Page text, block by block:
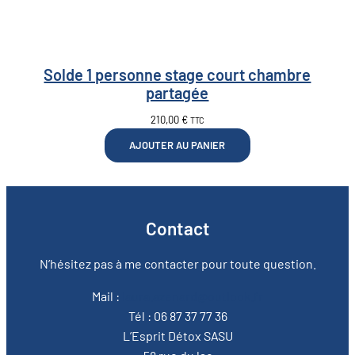
Solde 1 personne stage court chambre
partagée
210,00 € TTC
AJOUTER AU PANIER
Contact
N’hésitez pas à me contacter pour toute question.
Mail :
Tél : 06 87 37 77 36
L’Esprit Détox SASU